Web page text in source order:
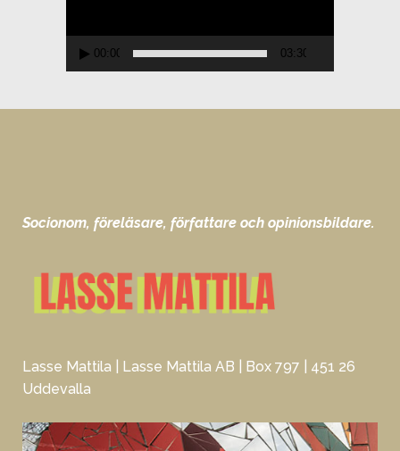
00:00 03:30
Socionom, föreläsare, författare och opinionsbildare.
Lasse Mattila | Lasse Mattila AB | Box 797 | 451 26
Uddevalla